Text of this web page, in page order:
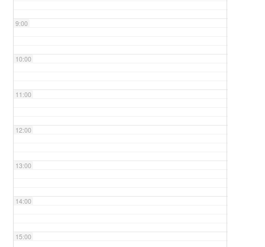
9:00
10:00
11:00
12:00
13:00
14:00
15:00